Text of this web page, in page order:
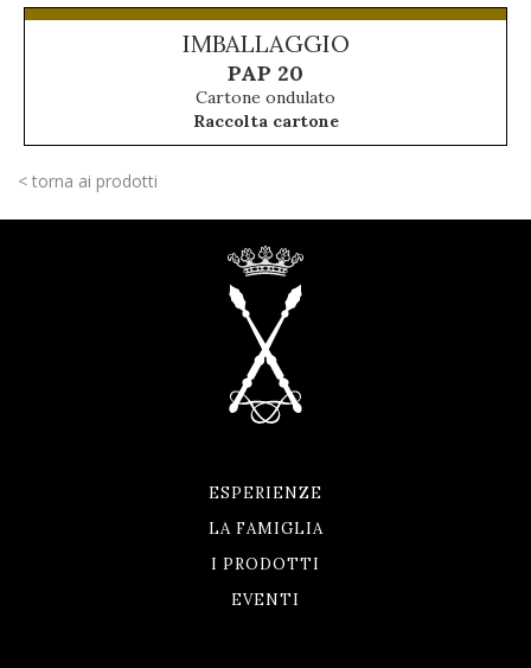
IMBALLAGGIO
PAP 20
Cartone ondulato
Raccolta cartone
< torna ai prodotti
ESPERIENZE
LA FAMIGLIA
I PRODOTTI
EVENTI